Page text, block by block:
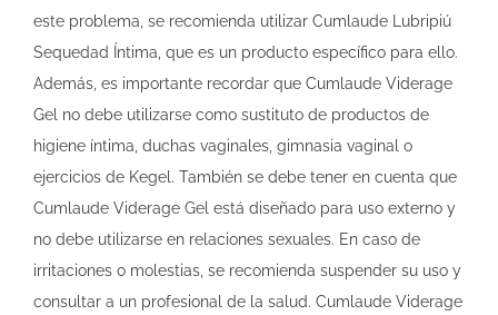
este problema, se recomienda utilizar Cumlaude Lubripiú
Sequedad Íntima, que es un producto específico para ello.
Además, es importante recordar que Cumlaude Viderage
Gel no debe utilizarse como sustituto de productos de
higiene íntima, duchas vaginales, gimnasia vaginal o
ejercicios de Kegel. También se debe tener en cuenta que
Cumlaude Viderage Gel está diseñado para uso externo y
no debe utilizarse en relaciones sexuales. En caso de
irritaciones o molestias, se recomienda suspender su uso y
consultar a un profesional de la salud. Cumlaude Viderage